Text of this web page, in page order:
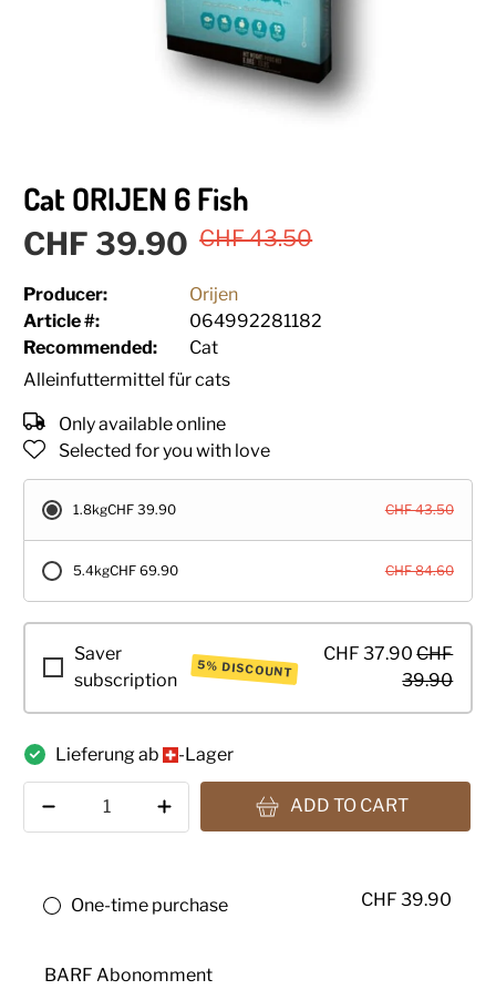
Cat ORIJEN 6 Fish
CHF 39.90 CHF 43.50
Producer:
Orijen
Article #:
064992281182
Recommended:
Cat
Alleinfuttermittel für cats
Only available online
Selected for you with love
1.8kgCHF 39.90 CHF 43.50
5.4kgCHF 69.90 CHF 84.60
Saver
subscription
5% DISCOUNT
CHF 37.90 CHF
39.90
Lieferung ab
-Lager
ADD TO CART
One-time purchase CHF 39.90
BARF Abonomment